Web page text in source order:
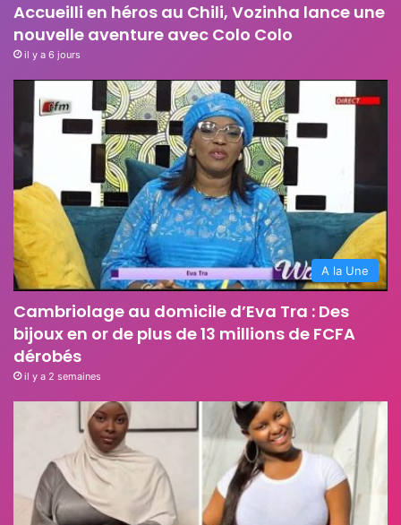
Accueilli en héros au Chili, Vozinha lance une
nouvelle aventure avec Colo Colo
il y a 6 jours
A la Une
Cambriolage au domicile d’Eva Tra : Des
bijoux en or de plus de 13 millions de FCFA
dérobés
il y a 2 semaines